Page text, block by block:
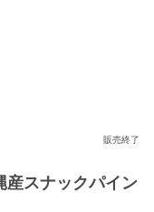
販売終了
産スナックパイン